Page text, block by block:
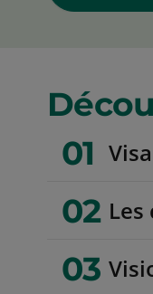
01
02
03